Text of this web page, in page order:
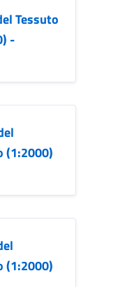
Tessuto
-
(1:2000)
(1:2000)